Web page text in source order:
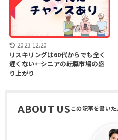
2023.12.20
リスキリングは60代からでも全く
遅くない←シニアの転職市場の盛
り上がり
ABOUT US